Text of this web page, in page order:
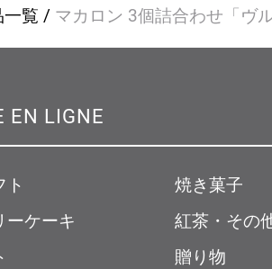
覧 マカロン 3個詰合わせ「ヴ
EN LIGNE
ト
ーケーキ
焼き菓子
紅茶・その
贈り物